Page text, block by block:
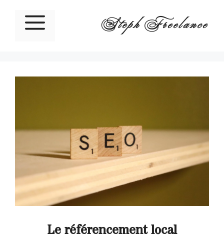
Steph Freelance
Le référencement local